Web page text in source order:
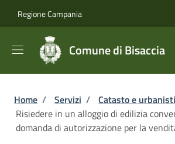
Regione Campania
Comune di Bisaccia
Briciole di pane
Home / Servizi / Catasto e
Risiedere in un alloggio di edilizia
domanda di autorizzazione per la